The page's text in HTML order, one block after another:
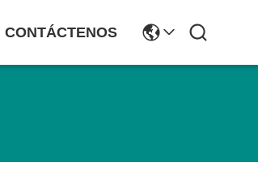
CONTÁCTENOS